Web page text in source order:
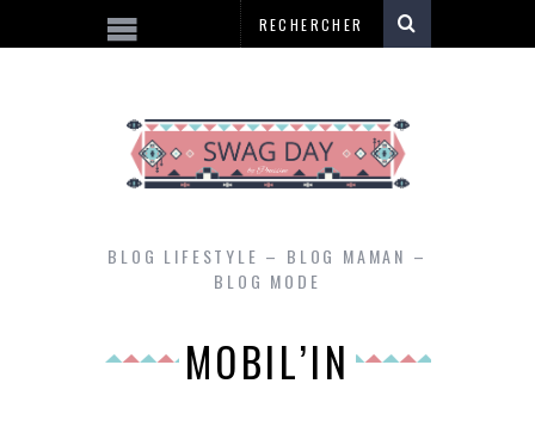
BLOG LIFESTYLE – BLOG MAMAN –
BLOG MODE
MOBIL’IN